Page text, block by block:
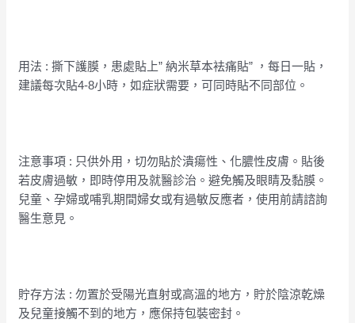
用法 : 撕下護膜，患處貼上” 納米草本袪痛貼” ，每日一貼，
建議每次貼4-8小時，如症狀需要，可同時貼不同部位。
注意事項 : 只供外用，切勿貼於潰瘍性、化膿性皮膚。貼後
若皮膚過敏，即時停用及就醫診治。避免觸及眼睛及黏膜。
兒童、孕婦或哺乳期間婦女或有過敏反應者，使用前請諮詢
醫生意見。
貯存方法 : 勿置於受陽光直射或高溫的地方，貯於陰涼乾燥
及兒童接觸不到的地方，應保持包裝密封。